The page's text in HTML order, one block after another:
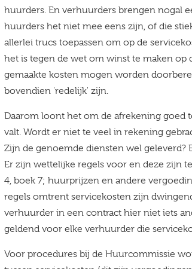
huurders. En verhuurders brengen nogal
huurders het niet mee eens zijn, of die
allerlei trucs toepassen om op de
het is tegen de wet om winst te maken op
gemaakte kosten mogen worden
bovendien 'redelijk' zijn.
Daarom loont het om de afrekening goed
valt. Wordt er niet te veel in rekening
Zijn de genoemde diensten wel geleverd?
Er zijn wettelijke regels voor en deze zijn
4, boek 7; huurprijzen en andere
regels omtrent servicekosten zijn
verhuurder in een contract hier niet iets
geldend voor elke verhuurder die
Voor procedures bij de Huurcommissie